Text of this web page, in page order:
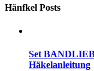
Hänfkel Posts
Set
Häkelanleitung